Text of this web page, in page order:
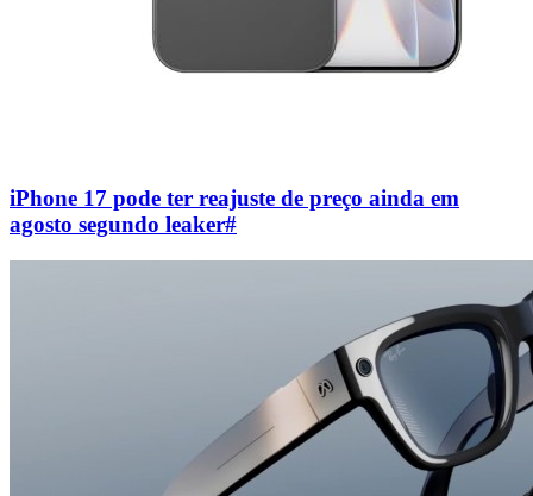
iPhone 17 pode ter reajuste de preço ainda em
agosto segundo leaker#